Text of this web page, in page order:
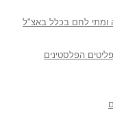
ומתי לחם בכלל באצ"ל
הפלסטינים